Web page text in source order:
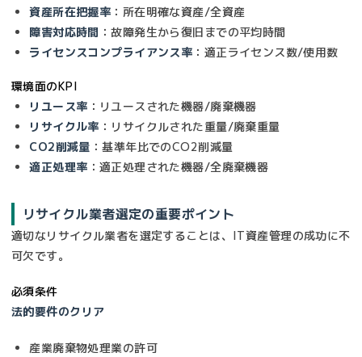
資産所在把握率 ：所在明確な資産/全資産
障害対応時間 ：故障発生から復旧までの平均時間
ライセンスコンプライアンス率 ：適正ライセンス数/使用数
環境面のKPI
リユース率 ：リユースされた機器/廃棄機器
リサイクル率 ：リサイクルされた重量/廃棄重量
CO2削減量 ：基準年比でのCO2削減量
適正処理率 ：適正処理された機器/全廃棄機器
リサイクル業者選定の重要ポイント
適切なリサイクル業者を選定することは、IT資産管理の成功に不
可欠です。
必須条件
法的要件のクリア
産業廃棄物処理業の許可